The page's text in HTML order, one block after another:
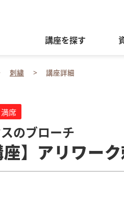
講座を探す
刺繍 講座詳細
満席
のブローチ
座】アリワー